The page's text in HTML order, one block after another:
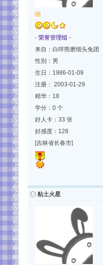
细
- 荣誉管理组 -
来自：白咩熊磨细头兔团
性别：男
生日：1986-01-09
注册： 2003-01-29
精华：18
学分：0 个
好人卡：33 张
好感度：128
[吉林省长春市]
粘土火星